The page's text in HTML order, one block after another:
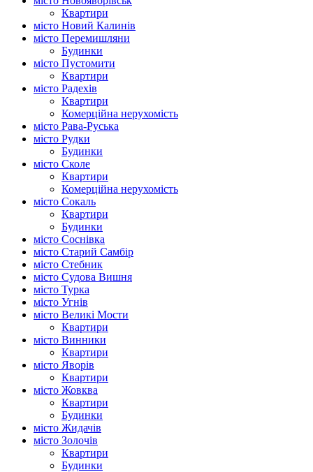
Квартири
місто Новий Калинів
місто Перемишляни
Будинки
місто Пустомити
Квартири
місто Радехів
Квартири
Комерційна нерухомість
місто Рава-Руська
місто Рудки
Будинки
місто Сколе
Квартири
Комерційна нерухомість
місто Сокаль
Квартири
Будинки
місто Соснівка
місто Старий Самбір
місто Стебник
місто Судова Вишня
місто Турка
місто Угнів
місто Великі Мости
Квартири
місто Винники
Квартири
місто Яворів
Квартири
місто Жовква
Квартири
Будинки
місто Жидачів
місто Золочів
Квартири
Будинки